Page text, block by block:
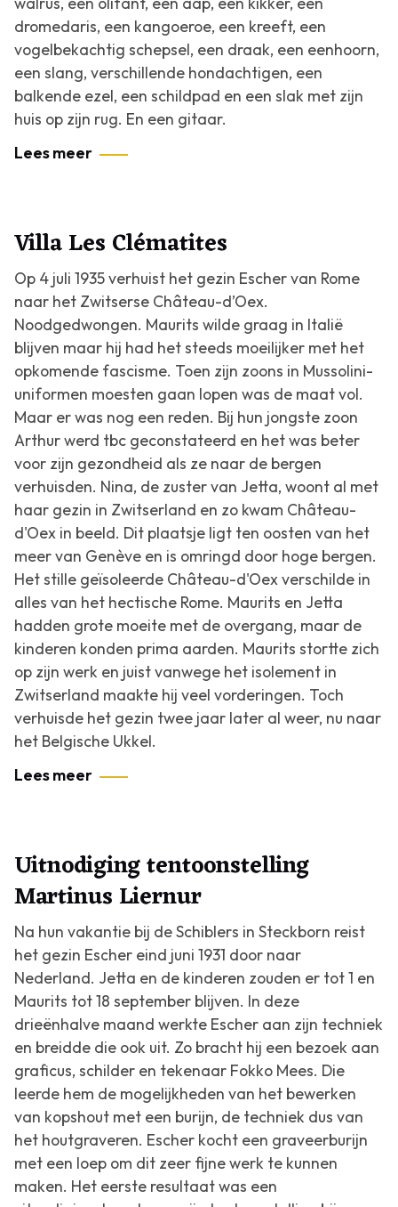
dromedaris, een kangoeroe, een kreeft, een
vogelbekachtig schepsel, een draak, een eenhoorn,
een slang, verschillende hondachtigen, een
balkende ezel, een schildpad en een slak met zijn
huis op zijn rug. En een gitaar.
Lees meer
Villa Les Clématites
Op 4 juli 1935 verhuist het gezin Escher van Rome
naar het Zwitserse Château-d’Oex.
Noodgedwongen. Maurits wilde graag in Italië
blijven maar hij had het steeds moeilijker met het
opkomende fascisme. Toen zijn zoons in Mussolini-
uniformen moesten gaan lopen was de maat vol.
Maar er was nog een reden. Bij hun jongste zoon
Arthur werd tbc geconstateerd en het was beter
voor zijn gezondheid als ze naar de bergen
verhuisden. Nina, de zuster van Jetta, woont al met
haar gezin in Zwitserland en zo kwam Château-
d'Oex in beeld. Dit plaatsje ligt ten oosten van het
meer van Genève en is omringd door hoge bergen.
Het stille geïsoleerde Château-d'Oex verschilde in
alles van het hectische Rome. Maurits en Jetta
hadden grote moeite met de overgang, maar de
kinderen konden prima aarden. Maurits stortte zich
op zijn werk en juist vanwege het isolement in
Zwitserland maakte hij veel vorderingen. Toch
verhuisde het gezin twee jaar later al weer, nu naar
het Belgische Ukkel.
Lees meer
Uitnodiging tentoonstelling
Martinus Liernur
Na hun vakantie bij de Schiblers in Steckborn reist
het gezin Escher eind juni 1931 door naar
Nederland. Jetta en de kinderen zouden er tot 1 en
Maurits tot 18 september blijven. In deze
drieënhalve maand werkte Escher aan zijn techniek
en breidde die ook uit. Zo bracht hij een bezoek aan
graficus, schilder en tekenaar Fokko Mees. Die
leerde hem de mogelijkheden van het bewerken
van kopshout met een burijn, de techniek dus van
het houtgraveren. Escher kocht een graveerburijn
met een loep om dit zeer fijne werk te kunnen
maken. Het eerste resultaat was een